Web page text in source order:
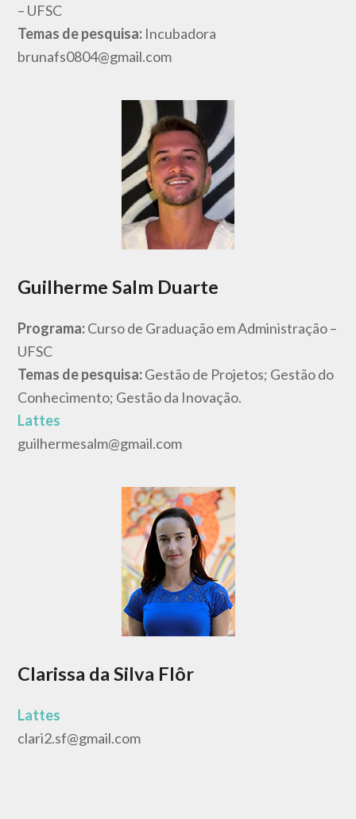
– UFSC
Temas de pesquisa: Incubadora
brunafs0804@gmail.com
Guilherme Salm Duarte
Programa:Curso de Graduação em Administração –
UFSC
Temas de pesquisa:Gestão de Projetos; Gestão do
Conhecimento; Gestão da Inovação.
Lattes
guilhermesalm@gmail.com
Clarissa da Silva Flôr
Lattes
clari2.sf@gmail.com